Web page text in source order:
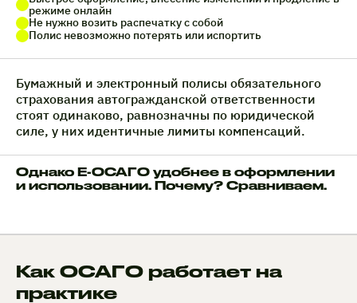
режиме онлайн
Не нужно возить распечатку с собой
Полис невозможно потерять или испортить
Бумажный и электронный полисы обязательного
страхования автогражданской ответственности
стоят одинаково, равнозначны по юридической
силе, у них идентичные лимиты компенсаций.
Однако Е-ОСАГО удобнее в оформлении
и использовании. Почему? Сравниваем.
Как ОСАГО работает на
практике